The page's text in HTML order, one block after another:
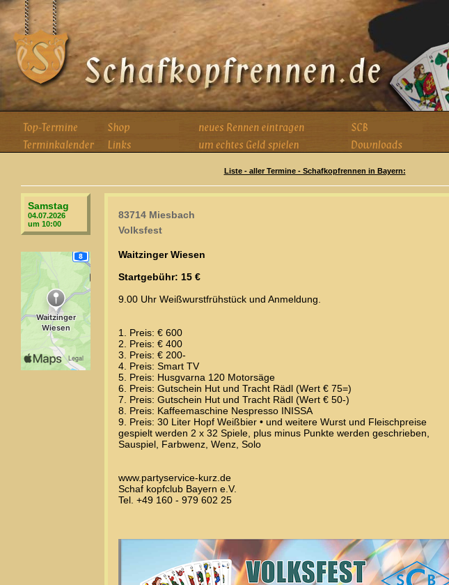
Liste - aller Termine - Schafkopfrennen in Bayern:
Samstag
04.07.2026
um 10:00
83714 Miesbach
Volksfest
Waitzinger Wiesen
Startgebühr: 15 €
9.00 Uhr Weißwurstfrühstück und Anmeldung.
1. Preis: € 600
2. Preis: € 400
3. Preis: € 200-
4. Preis: Smart TV
5. Preis: Husgvarna 120 Motorsäge
6. Preis: Gutschein Hut und Tracht Rädl (Wert € 75=)
7. Preis: Gutschein Hut und Tracht Rädl (Wert € 50-)
8. Preis: Kaffeemaschine Nespresso INISSA
9. Preis: 30 Liter Hopf Weißbier • und weitere Wurst und Fleischpreise
gespielt werden 2 x 32 Spiele, plus minus Punkte werden geschrieben,
Sauspiel, Farbwenz, Wenz, Solo
www.partyservice-kurz.de
Schaf kopfclub Bayern e.V.
Tel. +49 160 - 979 602 25